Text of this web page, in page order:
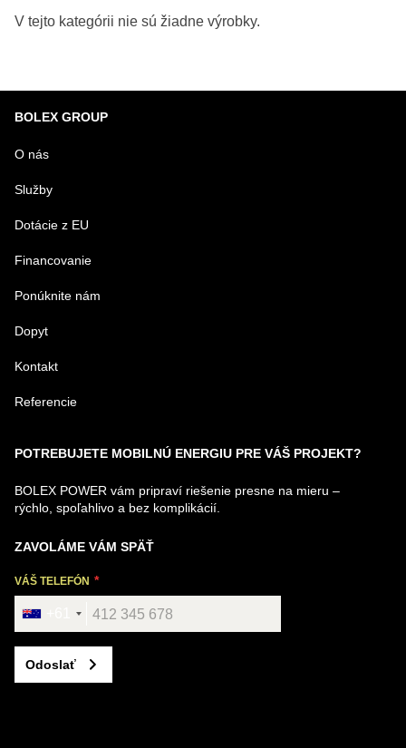
BOLEX GROUP
O nás
Služby
Dotácie z EU
Financovanie
Ponúknite nám
Dopyt
Kontakt
Referencie
POTREBUJETE MOBILNÚ ENERGIU PRE VÁŠ PROJEKT?
BOLEX POWER vám pripraví riešenie presne na mieru –
rýchlo, spoľahlivo a bez komplikácií.
ZAVOLÁME VÁM SPÄŤ
VÁŠ TELEFÓN
Odoslať